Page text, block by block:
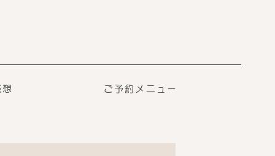
ご予約メニュー